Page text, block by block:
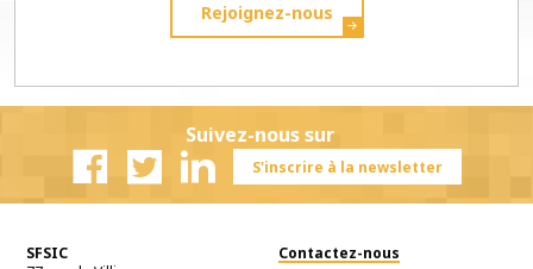
Rejoignez-nous
Suivez-nous sur
S'inscrire à la newsletter
SFSIC
Contactez-nous